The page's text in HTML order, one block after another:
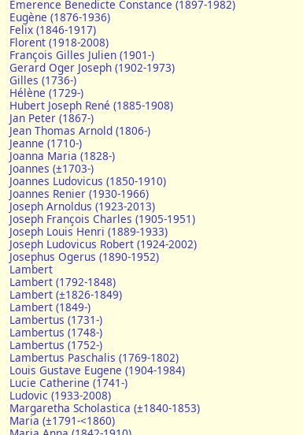
Emerence Benedicte Constance (1897-1982)
Eugène (1876-1936)
Felix (1846-1917)
Florent (1918-2008)
François Gilles Julien (1901-)
Gerard Oger Joseph (1902-1973)
Gilles (1736-)
Hélène (1729-)
Hubert Joseph René (1885-1908)
Jan Peter (1867-)
Jean Thomas Arnold (1806-)
Jeanne (1710-)
Joanna Maria (1828-)
Joannes (±1703-)
Joannes Ludovicus (1850-1910)
Joannes Renier (1930-1966)
Joseph Arnoldus (1923-2013)
Joseph François Charles (1905-1951)
Joseph Louis Henri (1889-1933)
Joseph Ludovicus Robert (1924-2002)
Josephus Ogerus (1890-1952)
Lambert
Lambert (1792-1848)
Lambert (±1826-1849)
Lambert (1849-)
Lambertus (1731-)
Lambertus (1748-)
Lambertus (1752-)
Lambertus Paschalis (1769-1802)
Louis Gustave Eugene (1904-1984)
Lucie Catherine (1741-)
Ludovic (1933-2008)
Margaretha Scholastica (±1840-1853)
Maria (±1791-<1860)